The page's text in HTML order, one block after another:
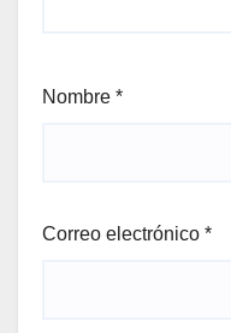
Nombre *
Correo electrónico *